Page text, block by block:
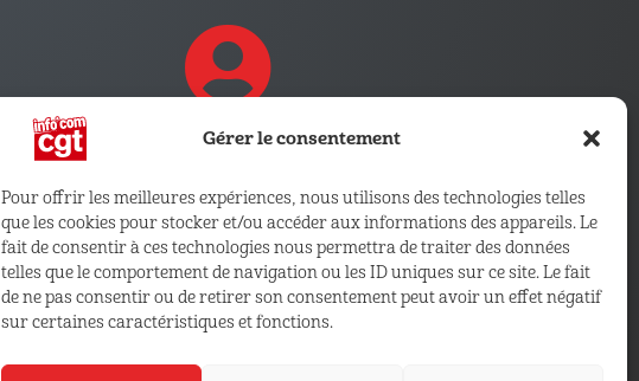
Gérer le consentement
Pour offrir les meilleures expériences, nous utilisons des technologies telles
que les cookies pour stocker et/ou accéder aux informations des appareils. Le
fait de consentir à ces technologies nous permettra de traiter des données
telles que le comportement de navigation ou les ID uniques sur ce site. Le fait
de ne pas consentir ou de retirer son consentement peut avoir un effet négatif
sur certaines caractéristiques et fonctions.
Retrouvez les outils, infos et
services qui vous sont
réservés